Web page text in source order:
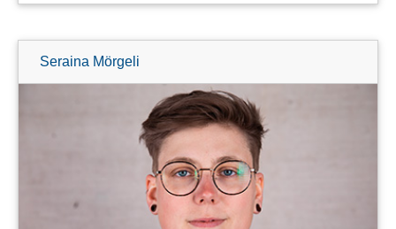
Seraina Mörgeli